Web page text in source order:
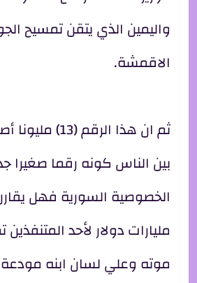
واليمين الذي يتقن تمسيح
الاقمشة.
ثم ان هذا الرقم
بين الناس كونه رقما صغيرا
الخصوصية السورية فهل
مليارات دولار لأحد
موته وعلي لسان ابنه